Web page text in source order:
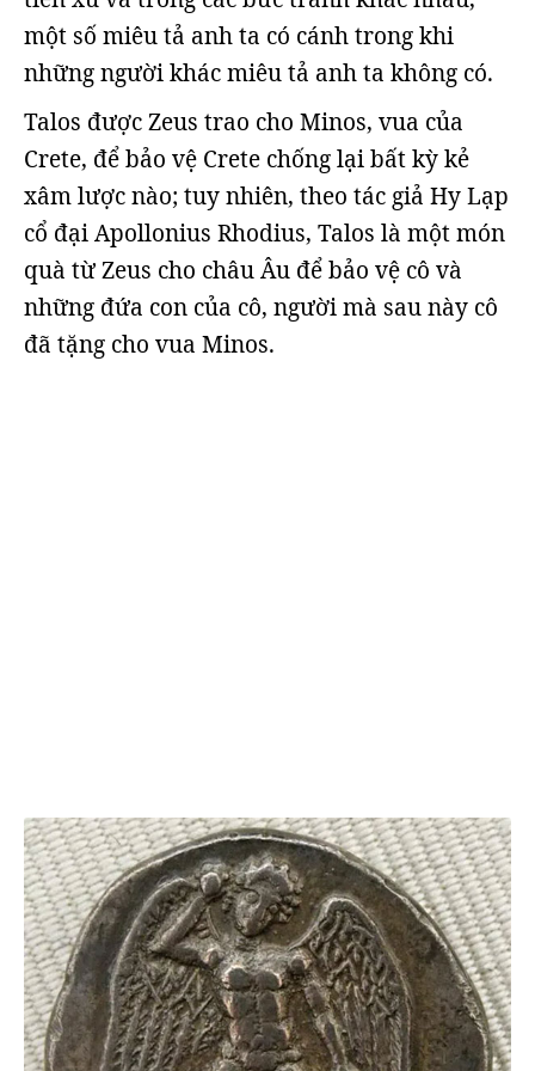
một số miêu tả anh ta có cánh trong khi
những người khác miêu tả anh ta không có.
Talos được Zeus trao cho Minos, vua của
Crete, để bảo vệ Crete chống lại bất kỳ kẻ
xâm lược nào; tuy nhiên, theo tác giả Hy Lạp
cổ đại Apollonius Rhodius, Talos là một món
quà từ Zeus cho châu Âu để bảo vệ cô và
những đứa con của cô, người mà sau này cô
đã tặng cho vua Minos.